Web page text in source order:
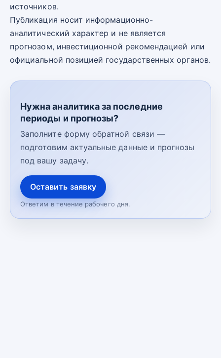
источников.
Публикация носит информационно-
аналитический характер и не является
прогнозом, инвестиционной рекомендацией или
официальной позицией государственных органов.
Нужна аналитика за последние
периоды и прогнозы?
Заполните форму обратной связи —
подготовим актуальные данные и прогнозы
под вашу задачу.
Оставить заявку
Ответим в течение рабочего дня.